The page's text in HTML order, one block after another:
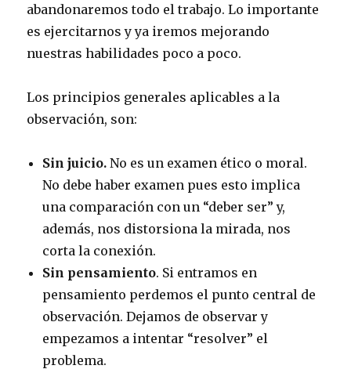
abandonaremos todo el trabajo. Lo importante
es ejercitarnos y ya iremos mejorando
nuestras habilidades poco a poco.
Los principios generales aplicables a la
observación, son:
Sin juicio. No es un examen ético o moral.
No debe haber examen pues esto implica
una comparación con un “deber ser” y,
además, nos distorsiona la mirada, nos
corta la conexión.
Sin pensamiento. Si entramos en
pensamiento perdemos el punto central de
observación. Dejamos de observar y
empezamos a intentar “resolver” el
problema.